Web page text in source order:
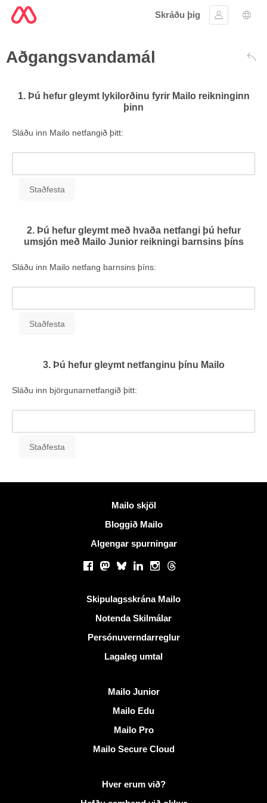
Skráðu þig
Skráðu þig
Aðgangsvandamál
1. Þú hefur gleymt lykilorðinu fyrir Mailo reikninginn
þinn
Sláðu inn Mailo netfangið þitt:
2. Þú hefur gleymt með hvaða netfangi þú hefur
umsjón með Mailo Junior reikningi barnsins þíns
Sláðu inn Mailo netfang barnsins þíns:
3. Þú hefur gleymt netfanginu þínu Mailo
Sláðu inn björgunarnetfangið þitt:
Mailo skjöl
Bloggið Mailo
Algengar spurningar
Samfélagsmiðlar
Facebook
Mastodon
BlueskyLinkedInInstagram
Threads
Gagnlegir krækjurSkipulagsskrána Mailo
Notenda Skilmálar
Persónuverndarreglur
Lagaleg umtal
Mailo Junior
Mailo Edu
Mailo Pro
Mailo Secure Cloud
Frekari upplýsingar á MailoHver erum við?